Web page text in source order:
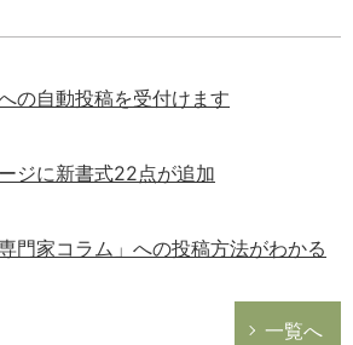
の自動投稿を受付けます
ジに新書式22点が追加
門家コラム」への投稿方法がわかる
一覧へ